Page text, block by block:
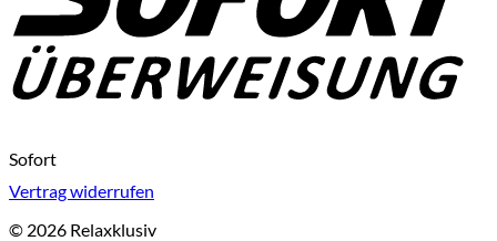
Sofort
Vertrag widerrufen
© 2026 Relaxklusiv